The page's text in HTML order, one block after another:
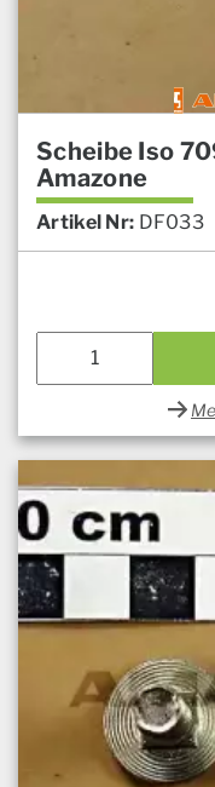
Scheibe Iso
Amazone
Artikel Nr: DF033